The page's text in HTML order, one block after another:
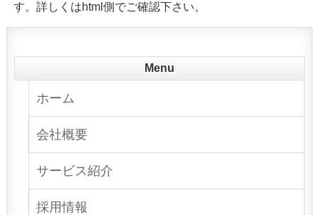
す。詳しくはhtml側でご確認下さい。
Menu
ホーム
会社概要
サービス紹介
採用情報